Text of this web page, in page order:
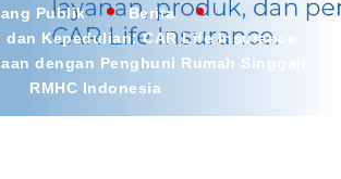
Publik
Berita
dan Kepedulian: CAR Life Insurance
dengan Penghuni Rumah Singgah
RMHC Indonesia